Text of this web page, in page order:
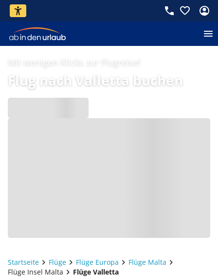
Mit wenigen Klicks zur Flugreise!
Flug nach Valletta buchen
Startseite Flüge Flüge Europa
Flüge Malta
Flüge Insel Malta
Flüge Valletta